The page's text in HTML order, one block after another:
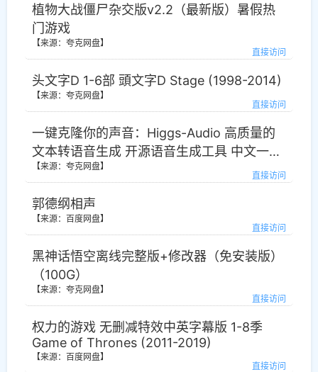
植物大战僵尸杂交版v2.2（最新版）暑假热
门游戏
直接访问
【来源：夸克网盘】
头文字D 1-6部 頭文字D Stage (1998-2014)
直接访问
【来源：夸克网盘】
一键克隆你的声音：Higgs-Audio 高质量的
文本转语音生成 开源语音生成工具 中文一键
整合包
直接访问
【来源：夸克网盘】
郭德纲相声
直接访问
【来源：百度网盘】
黑神话悟空离线完整版+修改器（免安装版）
（100G）
直接访问
【来源：夸克网盘】
权力的游戏 无删减特效中英字幕版 1-8季
Game of Thrones (2011-2019)
直接访问
【来源：百度网盘】